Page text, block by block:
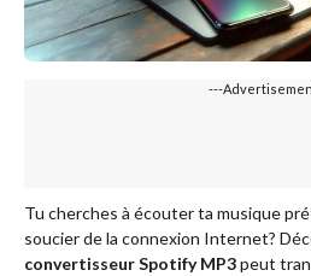
---
Tu cherches à écouter ta musique
soucier de la connexion Internet?
convertisseur Spotify MP3peut